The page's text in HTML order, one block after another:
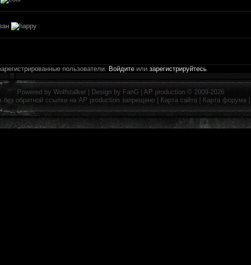
пользователи. Войдите или зарегистрируйтесь
Powered by Wolfstalker | Design by FanG AP production © 2009-2026
без обратной ссылки на AP production запрещено | Карта сайта Карта форума